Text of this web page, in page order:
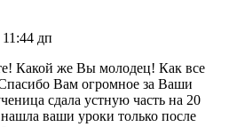
дп
Какой же Вы молодец! Как все
Спасибо Вам огромное за Ваши
сдала устную часть на 20
ваши уроки только после